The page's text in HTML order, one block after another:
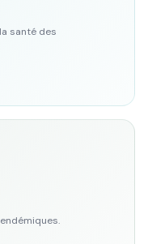
santé des